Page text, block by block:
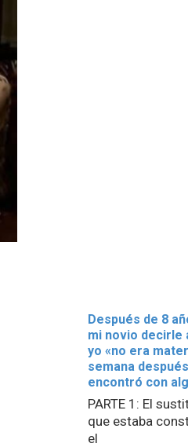
Después de 8
mi novio decirle
yo «no era
semana
encontró con
PARTE 1: El
que estaba
el